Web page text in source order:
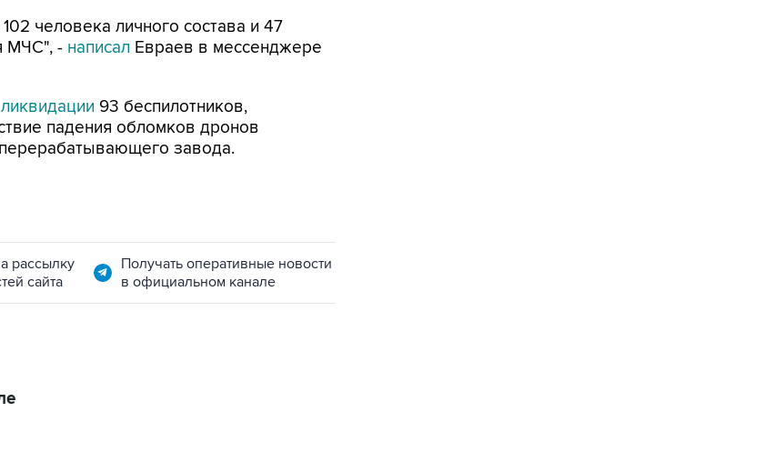
человека личного состава и 47
МЧС", - написал Евраев в мессенджере
ликвидации 93 беспилотников,
падения обломков дронов
завода.
рассылку
сайта
Получать оперативные новости
в официальном канале